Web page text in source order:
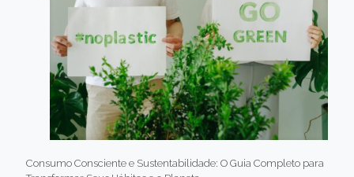
Consumo Consciente e Sustentabilidade: O Guia Completo para